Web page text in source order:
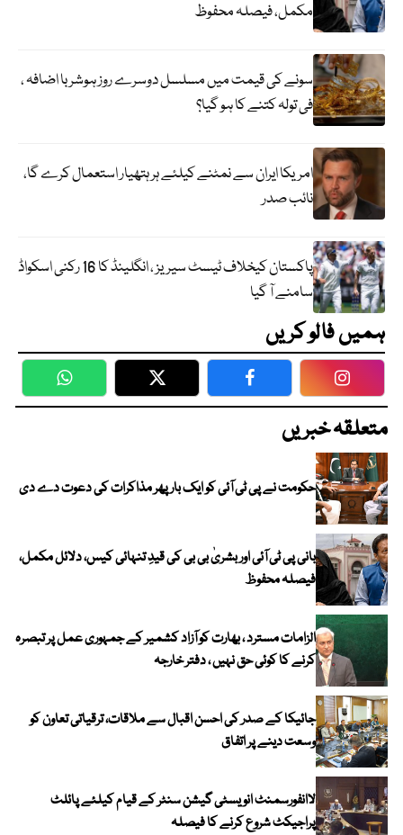
مکمل، فیصلہ محفوظ
سونے کی قیمت میں مسلسل دوسرے روز ہوشربا اضافہ ،
فی تولہ کتنے کا ہو گیا؟
امریکا ایران سے نمٹنے کیلئے ہر ہتھیار استعمال کرے گا،
نائب صدر
پاکستان کیخلاف ٹیسٹ سیریز ، انگلینڈ کا 16 رکنی اسکواڈ
سامنے آ گیا
ہمیں فالو کریں
WhatsApp Twitter Facebook
متعلقہ خبریں
حکومت نے پی ٹی آئی کو ایک بارپھر مذاکرات کی دعوت دے دی
بانی پی ٹی آئی اور بشریٰ بی بی کی قیدِ تنہائی کیس، دلائل مکمل،
فیصلہ محفوظ
الزامات مسترد ، بھارت کو آزاد کشمیر کے جمہوری عمل پر تبصرہ
کرنے کا کوئی حق نہیں ، دفتر خارجہ
جائیکا کے صدر کی احسن اقبال سے ملاقات، ترقیاتی تعاون کو
وسعت دینے پر اتفاق
لاانفورسمنٹ انویسٹی گیشن سنٹر کے قیام کیلئے پائلٹ
پراجیکٹ شروع کرنے کا فیصلہ